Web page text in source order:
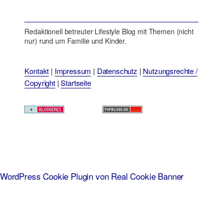
Redaktionell betreuter Lifestyle Blog mit Themen (nicht
nur) rund um Familie und Kinder.
Kontakt | Impressum | Datenschutz | Nutzungsrechte /
Copyright|Startseite
WordPress Cookie Plugin von Real Cookie Banner